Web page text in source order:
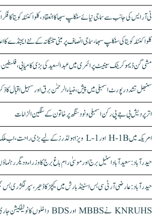
ٹی آر ایس کی جانب سے سماجی نیائے سنکلپ سبھا کا انعقاد، کلواکنٹلہ کویتا کا
کلواکنٹلہ کویتا کی سنکلپ سبھا، سماجی انصاف پر مبنی تلنگانہ کے نئے ایجنڈے کا
مشی گن ڈیموکریٹک سینیٹ پرائمری میں عبدالسعید کی بڑی کامیابی، فلسطین
سنبھل تشدد رپورٹ اسمبلی میں پیش، ضیاء الرحمٰن برق اور سہیل اقبال کا
اتر پردیش بی جے پی رکن اسمبلی ونود سنگھ پر خاتون کے سنگین الزامات
امریکہ میں H-1B اور L-1 ویزا ہولڈرز کے لیے بڑی راحت، اب ملک چھوڑے بغیر ویزا تجدید ممکن
حیدرآباد: سعیدآباد اسٹیل برج اور موسیٰ رام باغ برج کا وزراء و دیگر
حیدرآباد: عارضی آر ٹی سی بس اسٹینڈ بارش میں کیچڑ کا ڈھیر، سپر لگژری بس
KNRUHS نے MBBS اور BDS داخلوں کا نوٹیفکیشن جاری کر دیا